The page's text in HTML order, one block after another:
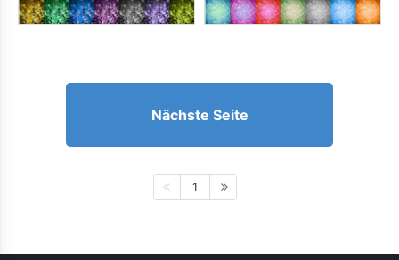
Nächste Seite
1